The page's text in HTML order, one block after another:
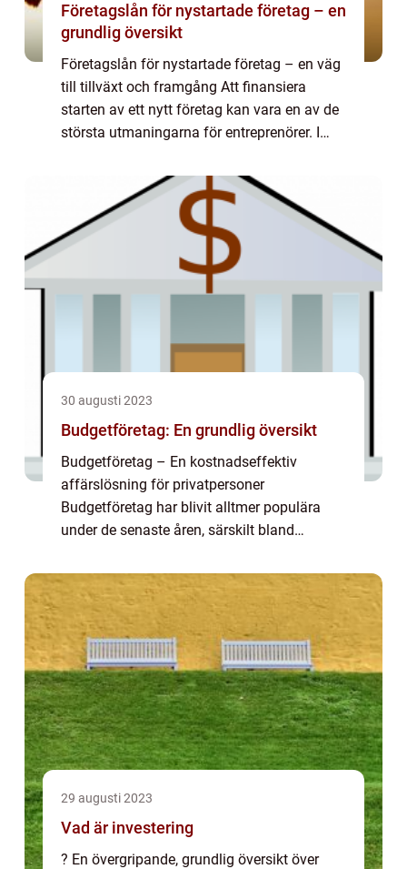
Företagslån för nystartade företag – en
grundlig översikt
Företagslån för nystartade företag – en väg
till tillväxt och framgång Att finansiera
starten av ett nytt företag kan vara en av de
största utmaningarna för entreprenörer. I
nystartade företag vara en livli...
30 augusti 2023
Budgetföretag: En grundlig översikt
Budgetföretag – En kostnadseffektiv
affärslösning för privatpersoner
Budgetföretag har blivit alltmer populära
under de senaste åren, särskilt bland
eller utveckla sin verksamhet utan att
spendera en ...
29 augusti 2023
Vad är investering
? En övergripande, grundlig översikt över